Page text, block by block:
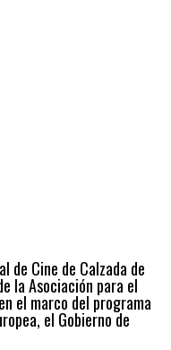
de Cine de Calzada de
la Asociación para el
el marco del programa
el Gobierno de